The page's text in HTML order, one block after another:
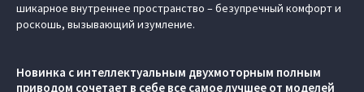
шикарное внутреннее пространство – безупречный комфорт и
роскошь, вызывающий изумление.
Новинка с интеллектуальным двухмоторным полным
приводом сочетает в себе все самое лучшее от моделей